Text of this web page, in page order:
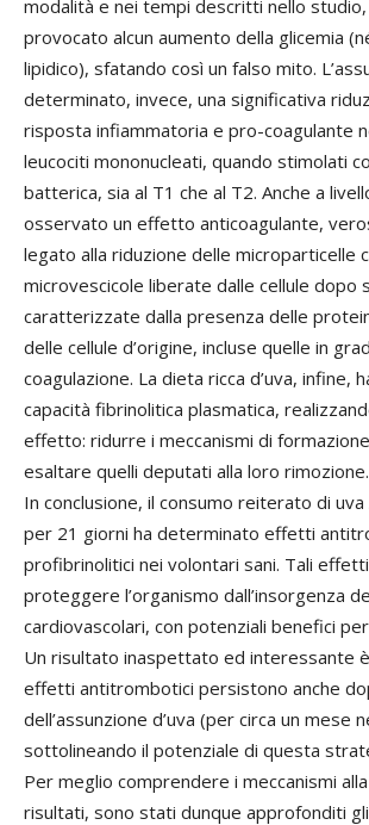
modalità e nei tempi descritti nello studio,
provocato alcun aumento della glicemia
lipidico), sfatando così un falso mito.
determinato, invece, una significativa
risposta infiammatoria e pro-coagulante
leucociti mononucleati, quando stimolati
batterica, sia al T1 che al T2. Anche a
osservato un effetto anticoagulante,
legato alla riduzione delle microparticelle
microvescicole liberate dalle cellule dopo
caratterizzate dalla presenza delle
delle cellule d’origine, incluse quelle in
coagulazione. La dieta ricca d’uva, infine,
capacità fibrinolitica plasmatica,
effetto: ridurre i meccanismi di
esaltare quelli deputati alla loro rimozione.
In conclusione, il consumo reiterato di uva
per 21 giorni ha determinato effetti
profibrinolitici nei volontari sani. Tali
proteggere l’organismo dall’insorgenza
cardiovascolari, con potenziali benefici
Un risultato inaspettato ed interessante
effetti antitrombotici persistono anche
dell’assunzione d’uva (per circa un mese
sottolineando il potenziale di questa
Per meglio comprendere i meccanismi
risultati, sono stati dunque approfonditi